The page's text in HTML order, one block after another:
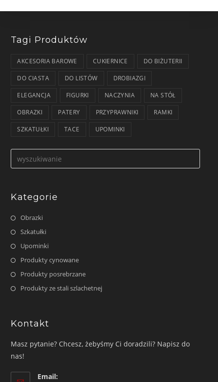
Tagi Produktów
AKCESORIA BAROWE CUKIERNICE DO BIŻUTERII
DO CIASTA DO LISTÓW DROBIAZGI
ELEGANCJA FIGURKI NACZYNIA NA STÓŁ
OBRAZKI PATERY PRZYPRAWNIKI RAMKI
SZKATUŁKI TACE UPOMINKI
Formularz
wyszukiwania
Kategorie
Obrazki
Szkatułki
Upominki
Produkty cynowane
Produkty posrebrzane
Produkty ze stali szlachetnej
Kontakt
Masz pytanie? Chcesz, żebyśmy Ci doradzili? Napisz do
nas!
Email: